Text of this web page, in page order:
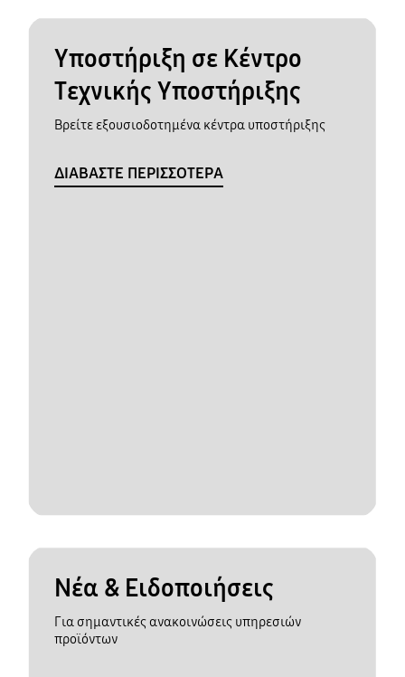
Υποστήριξη σε Κέντρο
Τεχνικής Υποστήριξης
Βρείτε εξουσιοδοτημένα κέντρα υποστήριξης
ΔΙΑΒΑΣΤΕ ΠΕΡΙΣΣΟΤΕΡΑ
Νέα & Ειδοποιήσεις
Για σημαντικές ανακοινώσεις υπηρεσιών
προϊόντων